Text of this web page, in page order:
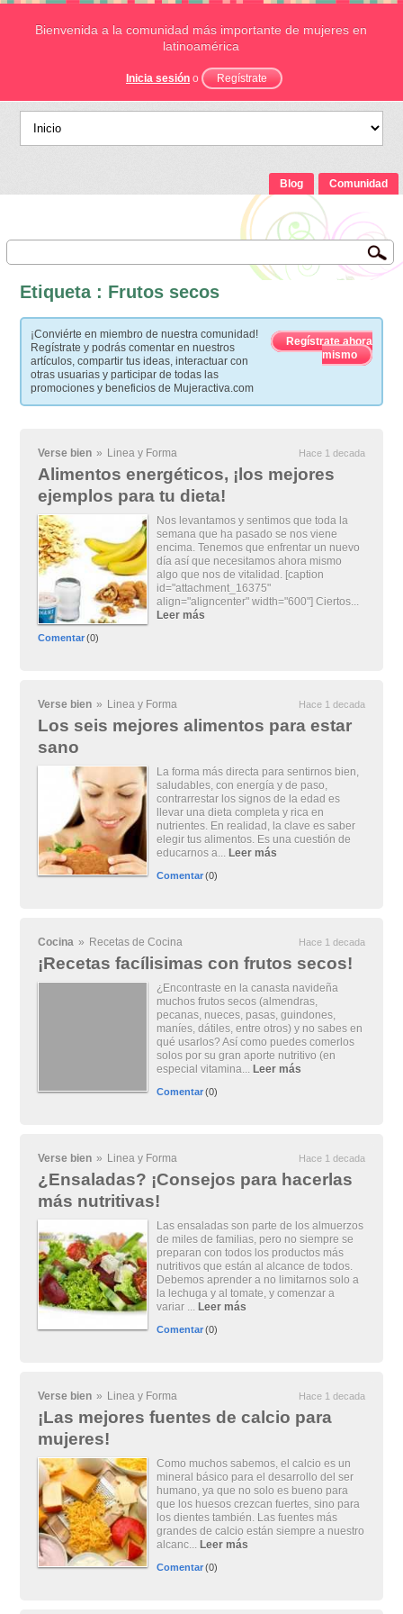
Bienvenida a la comunidad más importante de mujeres en
latinoamérica
Inicia sesión o Regístrate
Blog Comunidad
Etiqueta : Frutos secos
¡Conviérte en miembro de nuestra comunidad!
Regístrate y podrás comentar en nuestros
artículos, compartir tus ideas, interactuar con
otras usuarias y participar de todas las
promociones y beneficios de Mujeractiva.com
Regístrate ahora
mismo
Verse bien » Linea y Forma Hace 1 decada
Alimentos energéticos, ¡los mejores
ejemplos para tu dieta!
Nos levantamos y sentimos que toda la
semana que ha pasado se nos viene
encima. Tenemos que enfrentar un nuevo
día así que necesitamos ahora mismo
algo que nos de vitalidad. [caption
id="attachment_16375"
align="aligncenter" width="600"] Ciertos...
Leer más
Comentar(0)
Verse bien » Linea y Forma Hace 1 decada
Los seis mejores alimentos para estar
sano
La forma más directa para sentirnos bien,
saludables, con energía y de paso,
contrarrestar los signos de la edad es
llevar una dieta completa y rica en
nutrientes. En realidad, la clave es saber
elegir tus alimentos. Es una cuestión de
educarnos a... Leer más
Comentar(0)
Cocina » Recetas de Cocina Hace 1 decada
¡Recetas facílisimas con frutos secos!
¿Encontraste en la canasta navideña
muchos frutos secos (almendras,
pecanas, nueces, pasas, guindones,
maníes, dátiles, entre otros) y no sabes en
qué usarlos? Así como puedes comerlos
solos por su gran aporte nutritivo (en
especial vitamina... Leer más
Comentar(0)
Verse bien » Linea y Forma Hace 1 decada
¿Ensaladas? ¡Consejos para hacerlas
más nutritivas!
Las ensaladas son parte de los almuerzos
de miles de familias, pero no siempre se
preparan con todos los productos más
nutritivos que están al alcance de todos.
Debemos aprender a no limitarnos solo a
la lechuga y al tomate, y comenzar a
variar ... Leer más
Comentar(0)
Verse bien » Linea y Forma Hace 1 decada
¡Las mejores fuentes de calcio para
mujeres!
Como muchos sabemos, el calcio es un
mineral básico para el desarrollo del ser
humano, ya que no solo es bueno para
que los huesos crezcan fuertes, sino para
los dientes también. Las fuentes más
grandes de calcio están siempre a nuestro
alcanc... Leer más
Comentar(0)